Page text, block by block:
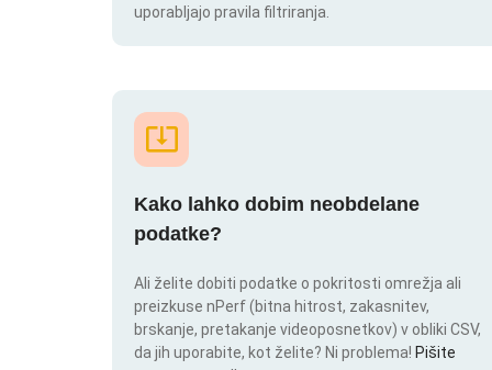
uporabljajo pravila filtriranja.
Kako lahko dobim neobdelane
podatke?
Ali želite dobiti podatke o pokritosti omrežja ali
preizkuse nPerf (bitna hitrost, zakasnitev,
brskanje, pretakanje videoposnetkov) v obliki CSV,
da jih uporabite, kot želite? Ni problema! Pišite